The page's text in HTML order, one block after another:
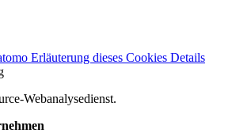
Erläuterung dieses Cookies Details
Webanalysedienst.